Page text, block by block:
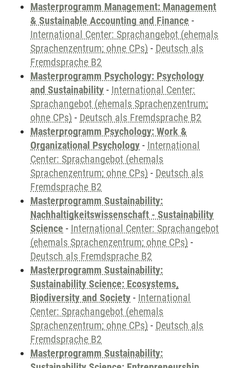
Masterprogramm Management: Management
& Sustainable Accounting and Finance -
International Center: Sprachangebot (ehemals
Sprachenzentrum; ohne CPs) - Deutsch als
Fremdsprache B2
Masterprogramm Psychology: Psychology
and Sustainability - International Center:
Sprachangebot (ehemals Sprachenzentrum;
ohne CPs) - Deutsch als Fremdsprache B2
Masterprogramm Psychology: Work &
Organizational Psychology - International
Center: Sprachangebot (ehemals
Sprachenzentrum; ohne CPs) - Deutsch als
Fremdsprache B2
Masterprogramm Sustainability:
Nachhaltigkeitswissenschaft - Sustainability
Science - International Center: Sprachangebot
(ehemals Sprachenzentrum; ohne CPs) -
Deutsch als Fremdsprache B2
Masterprogramm Sustainability:
Sustainability Science: Ecosystems,
Biodiversity and Society - International
Center: Sprachangebot (ehemals
Sprachenzentrum; ohne CPs) - Deutsch als
Fremdsprache B2
Masterprogramm Sustainability: